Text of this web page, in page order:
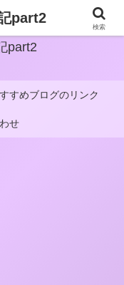
part2
すめブログのリンク
せ
part2
検索